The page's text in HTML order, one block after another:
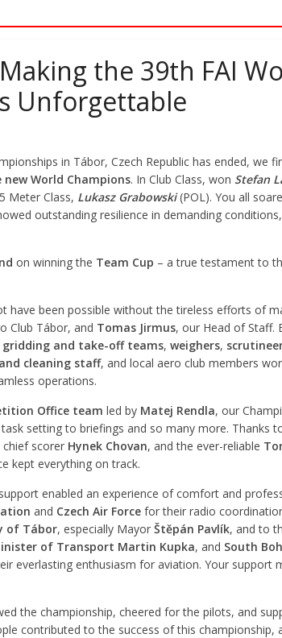
the 39th FAI
Unforgettable
in Tábor, Czech Republic has ended, we
World Champions. In Club Class, won Stefan
Meter Class, Lukasz Grabowski(POL). You all
outstanding resilience in demanding
on winning the Team Cup – a true testament to
have been possible without the tireless efforts of
Club Tábor, and Tomas Jirmus, our Head of Staff.
gridding and take-off teams, weighers,
cleaning staff, and local aero club members
operations.
Office team led by Matej Rendla, our
setting to briefings and so many more. Thanks
chief scorer Hynek Chovan, and the ever-reliable
kept everything on track.
enabled an experience of comfort and
and Czech Air Force for their radio
of Tábor, especially Mayor Štěpán Pavlík, and to
of Transport Martin Kupka, and South
everlasting enthusiasm for aviation. Your support
the championship, cheered for the pilots, and
contributed to the success of this championship,